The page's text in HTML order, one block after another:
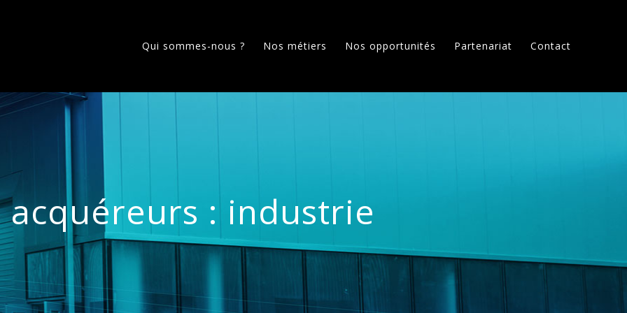
Qui sommes-nous ? Nos métiers Nos opportunités Partenariat Contact
acquéreurs : industrie